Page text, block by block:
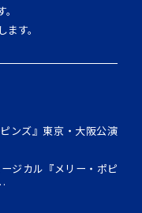
す。
ンズ』東京・大阪公演
ジカル『メリー・ポピ